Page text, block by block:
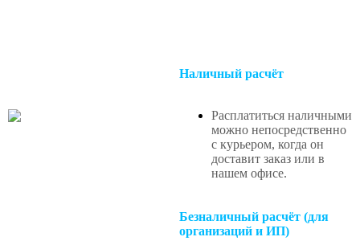
Наличный расчёт
Расплатиться наличными
можно непосредственно
с курьером, когда он
доставит заказ или в
нашем офисе.
Безналичный расчёт (для
организаций и ИП)